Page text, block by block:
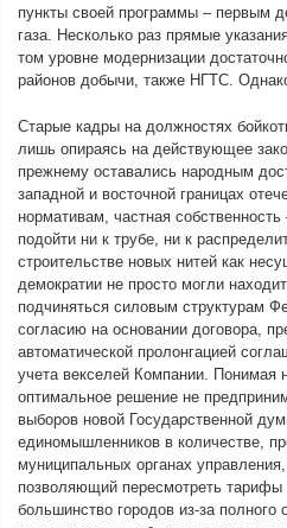
пункты своей программы – первым
газа. Несколько раз прямые
том уровне модернизации
районов добычи, также НГТС.
Старые кадры на должностях
лишь опираясь на действующее
прежнему оставались народным
западной и восточной границах
нормативам, частная
подойти ни к трубе, ни к
строительстве новых нитей как
демократии не просто могли
подчиняться силовым структурам
согласию на основании договора,
автоматической пролонгацией
учета векселей Компании. Понимая
оптимальное решение не
выборов новой Государственной
единомышленников в количестве,
муниципальных органах
позволяющий пересмотреть тарифы
большинство городов из-за